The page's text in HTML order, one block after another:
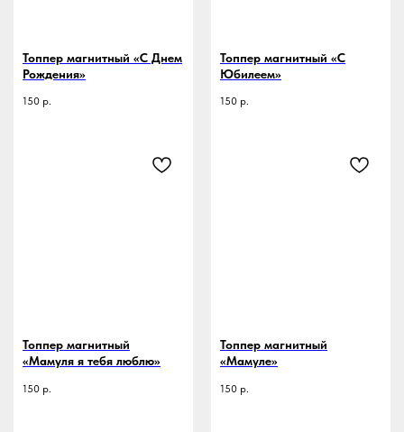
Топпер магнитный «С Днем
Рождения»
150 р.
Топпер магнитный «С
Юбилеем»
150 р.
Топпер магнитный
«Мамуля я тебя люблю»
150 р.
Топпер магнитный
«Мамуле»
150 р.